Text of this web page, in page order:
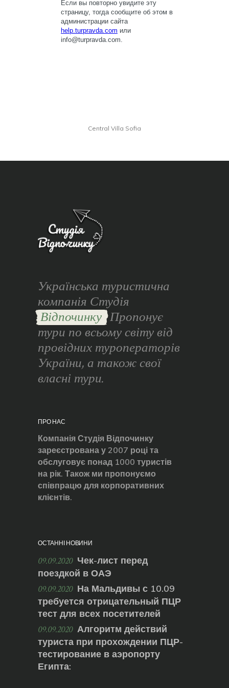
Central Villa Sofia
Українська туристична
компанія Студія
Відпочинку Пропонує
тури по всьому світу від
провідних туроператорів
України, а також свої
власні тури.
ПРО НАС
Компанія Студія Відпочинку
зареєстрована у 2007 році та
обслуговує понад 1000 туристів
на рік. Також ми пропонуємо
співпрацю для корпоративних
клієнтів.
ОСТАННІ НОВИНИ
09.09.2020 Чек-лист перед
поездкой в ОАЭ
09.09.2020 На Мальдивы с 10.09
требуется отрицательный ПЦР
тест для всех посетителей
09.09.2020 Алгоритм действий
туриста при прохождении ПЦР-
тестирование в аэропорту
Египта: